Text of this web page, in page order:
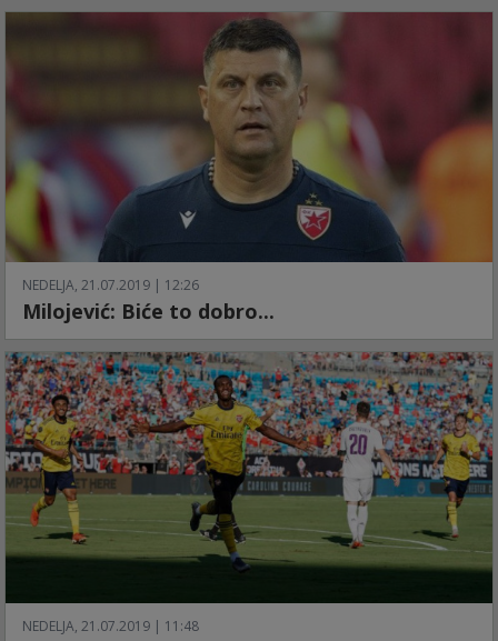
NEDELJA, 21.07.2019 | 12:26
Milojević: Biće to dobro...
NEDELJA, 21.07.2019 | 11:48